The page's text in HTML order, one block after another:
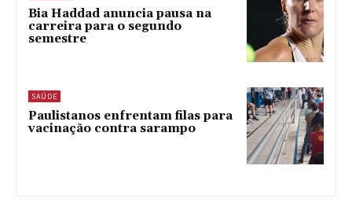
Bia Haddad anuncia pausa na
carreira para o segundo
semestre
SAÚDE
Paulistanos enfrentam filas para
vacinação contra sarampo